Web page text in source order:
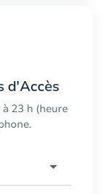
d'Accès
23 h (heure